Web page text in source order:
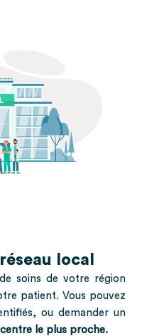
local
de soins de votre région
patient. Vous pouvez
ou demander un
centre le plus proche.